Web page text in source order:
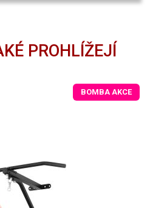
PROHLÍŽEJÍ
BOMBA AKCE